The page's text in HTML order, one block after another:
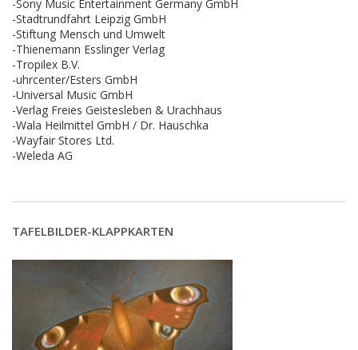
-Sony Music Entertainment Germany GmbH
-Stadtrundfahrt Leipzig GmbH
-Stiftung Mensch und Umwelt
-Thienemann Esslinger Verlag
-Tropilex B.V.
-uhrcenter/Esters GmbH
-Universal Music GmbH
-Verlag Freies Geistesleben & Urachhaus
-Wala Heilmittel GmbH / Dr. Hauschka
-Wayfair Stores Ltd.
-Weleda AG
TAFELBILDER-KLAPPKARTEN